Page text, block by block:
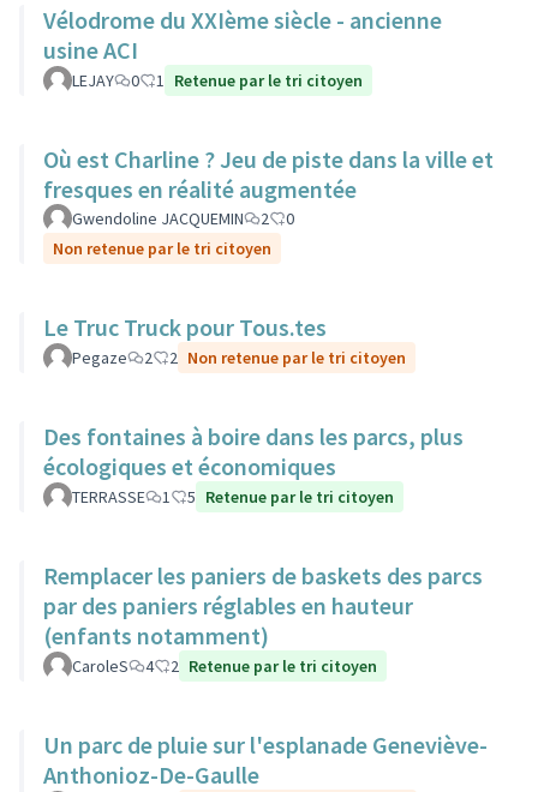
Vélodrome du XXIème siècle - ancienne
usine ACI
LEJAY 0 1 Retenue par le tri citoyen
Où est Charline ? Jeu de piste dans la ville et
fresques en réalité augmentée
Gwendoline JACQUEMIN 2
0
Non retenue par le tri citoyen
Le Truc Truck pour Tous.tes
Pegaze 2 2 Non retenue par le tri citoyen
Des fontaines à boire dans les parcs, plus
écologiques et économiques
TERRASSE 1 5 Retenue par le tri citoyen
Remplacer les paniers de baskets des parcs
par des paniers réglables en hauteur
(enfants notamment)
CaroleS 4 2 Retenue par le tri citoyen
Un parc de pluie sur l'esplanade Geneviève-
Anthonioz-De-Gaulle